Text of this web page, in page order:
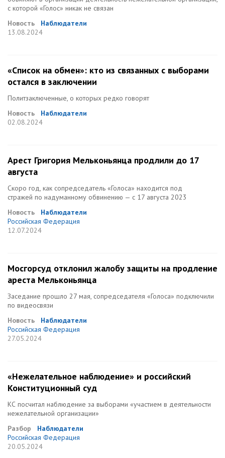
с которой «Голос» никак не связан
Новость
Наблюдатели
13.08.2024
«Список на обмен»: кто из связанных с выборами
остался в заключении
Политзаключенные, о которых редко говорят
Новость
Наблюдатели
02.08.2024
Арест Григория Мельконьянца продлили до 17
августа
Скоро год, как сопредседатель «Голоса» находится под
стражей по надуманному обвинению — с 17 августа 2023
Новость
Наблюдатели
Российская Федерация
12.07.2024
Мосгорсуд отклонил жалобу защиты на продление
ареста Мельконьянца
Заседание прошло 27 мая, сопредседателя «Голоса» подключили
по видеосвязи
Новость
Наблюдатели
Российская Федерация
27.05.2024
«Нежелательное наблюдение» и российский
Конституционный суд
КС посчитал наблюдение за выборами «участием в деятельности
нежелательной организации»
Разбор
Наблюдатели
Российская Федерация
20.05.2024